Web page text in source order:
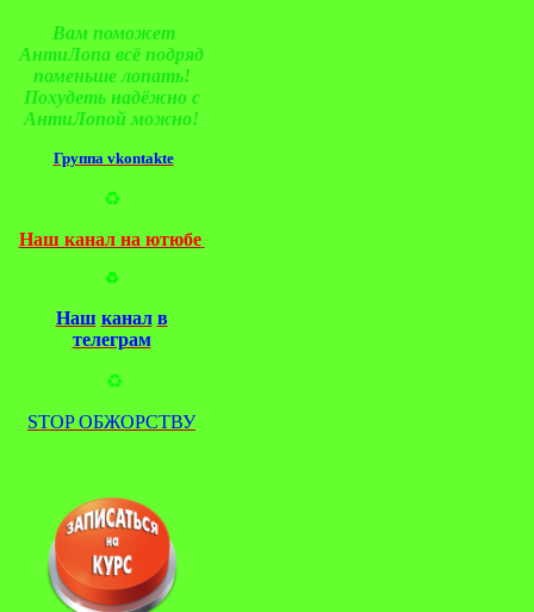
Вам поможет
АнтиЛопа всё подряд
поменьше лопать!
Похудеть надёжно с
АнтиЛопой можно!
Группа vkontakte
♻️
Наш канал на ютюбе
♻️
Наш канал в
телеграм
♻️
STOP ОБЖОРСТВУ